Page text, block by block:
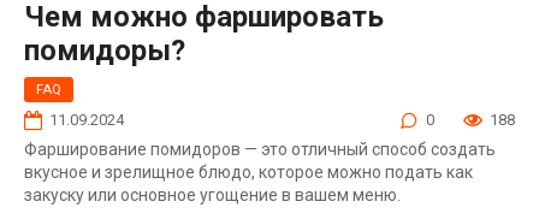
Чем можно фаршировать
помидоры?
FAQ
11.09.2024 0 188
Фарширование помидоров — это отличный способ создать
вкусное и зрелищное блюдо, которое можно подать как
закуску или основное угощение в вашем меню.